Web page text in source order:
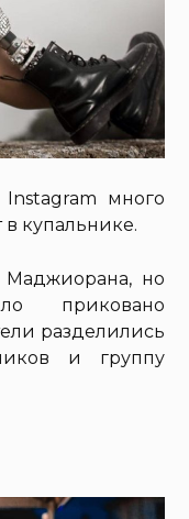
много
в купальнике.
Маджиорана, но
приковано
разделились
и группу